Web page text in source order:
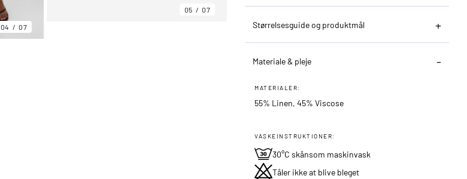
04 07
05 07 06 07
Størrelsesguide og produktmål
Materiale & pleje
MATERIALER:
55% Linen, 45% Viscose
VASKEINSTRUKTIONER:
30°C skånsom maskinvask
Tåler ikke at blive bleget